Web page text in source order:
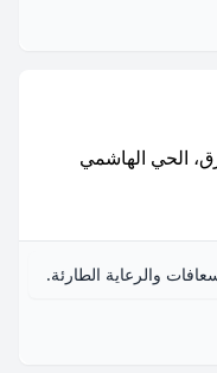
الحي الهاشمي
والرعاية الطارئة.